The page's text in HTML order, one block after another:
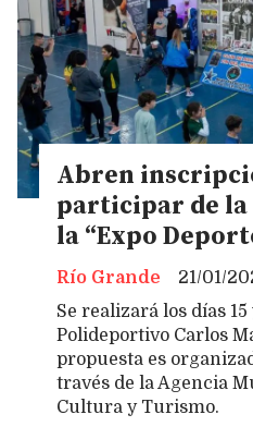
Abren
participar de la
la “Expo
Río Grande
21/01/
Se realizará los días
Polideportivo Carlos
propuesta es
través de la Agencia
Cultura y Turismo.